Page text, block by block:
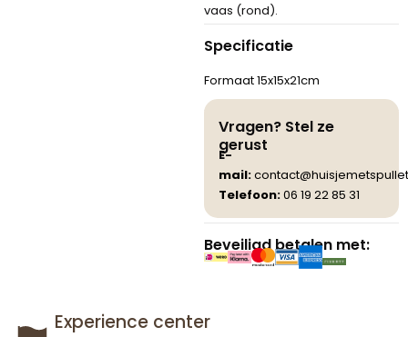
vaas (rond).
Specificatie
Formaat 15x15x21cm
Vragen? Stel ze
gerust
E-
mail:
Telefoon:06 19 22 85 31
Beveiligd betalen met:
Experience center